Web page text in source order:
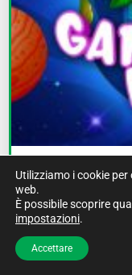
Gioco per
sulla
Gioco: Gioco
gioco guida i
mondo e invita i...
Utilizziamo i cookie
web.
È possibile scoprire
impostazioni.
Accettare